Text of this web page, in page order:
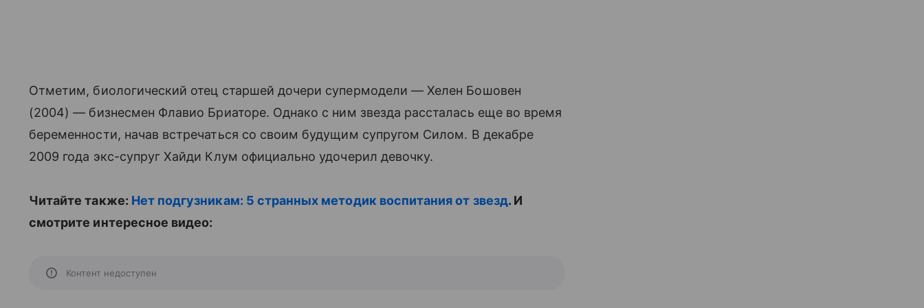
Отметим, биологический отец старшей дочери супермодели — Хелен Бошовен
(2004) — бизнесмен Флавио Бриаторе. Однако с ним звезда рассталась еще во время
беременности, начав встречаться со своим будущим супругом Силом. В декабре
2009 года экс-супруг Хайди Клум официально удочерил девочку.
Читайте также: Нет подгузникам: 5 странных методик воспитания от звезд. И
смотрите интересное видео:
Контент недоступен